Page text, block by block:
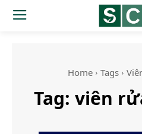
Home Tags
Tag: viên